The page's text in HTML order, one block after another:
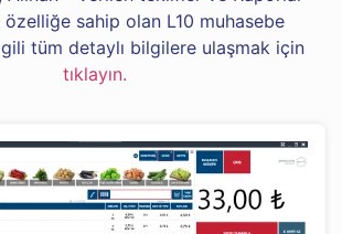
sahip olan L10 muhasebe
tüm detaylı bilgilere ulaşmak için
tıklayın.